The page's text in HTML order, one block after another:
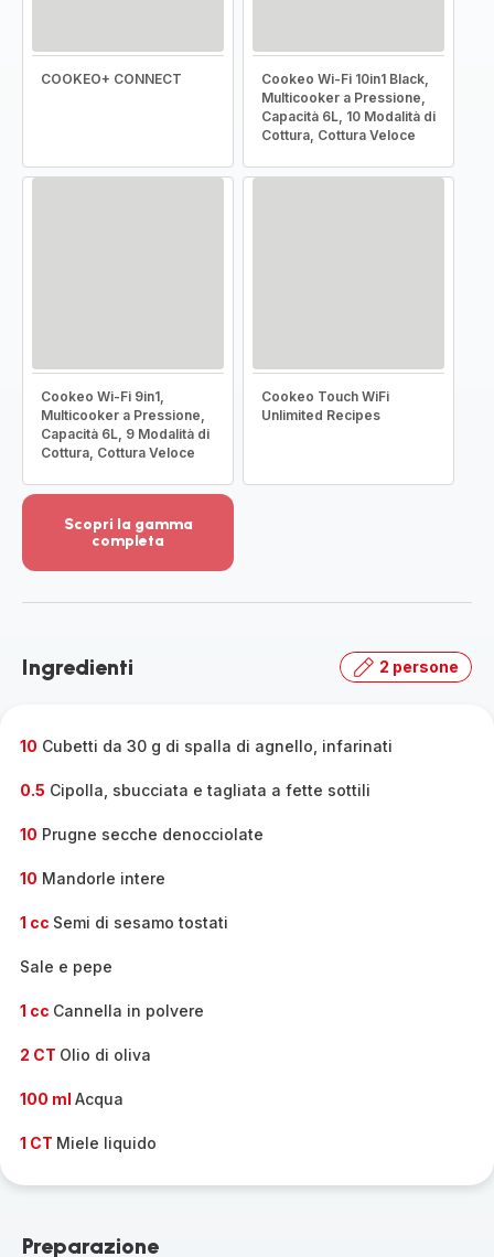
COOKEO+ CONNECT
Cookeo Wi-Fi 10in1 Black,
Multicooker a Pressione,
Capacità 6L, 10 Modalità di
Cottura, Cottura Veloce
Cookeo Wi-Fi 9in1,
Multicooker a Pressione,
Capacità 6L, 9 Modalità di
Cottura, Cottura Veloce
Cookeo Touch WiFi
Unlimited Recipes
Scopri la gamma
completa
dettagli
la
Ingredienti 2 persone
10 Cubetti da 30 g di spalla di agnello, infarinati
0.5 Cipolla, sbucciata e tagliata a fette sottili
10 Prugne secche denocciolate
10 Mandorle intere
1 cc Semi di sesamo tostati
Sale e pepe
1 cc Cannella in polvere
2 CT Olio di oliva
100 ml Acqua
1 CT Miele liquido
Preparazione